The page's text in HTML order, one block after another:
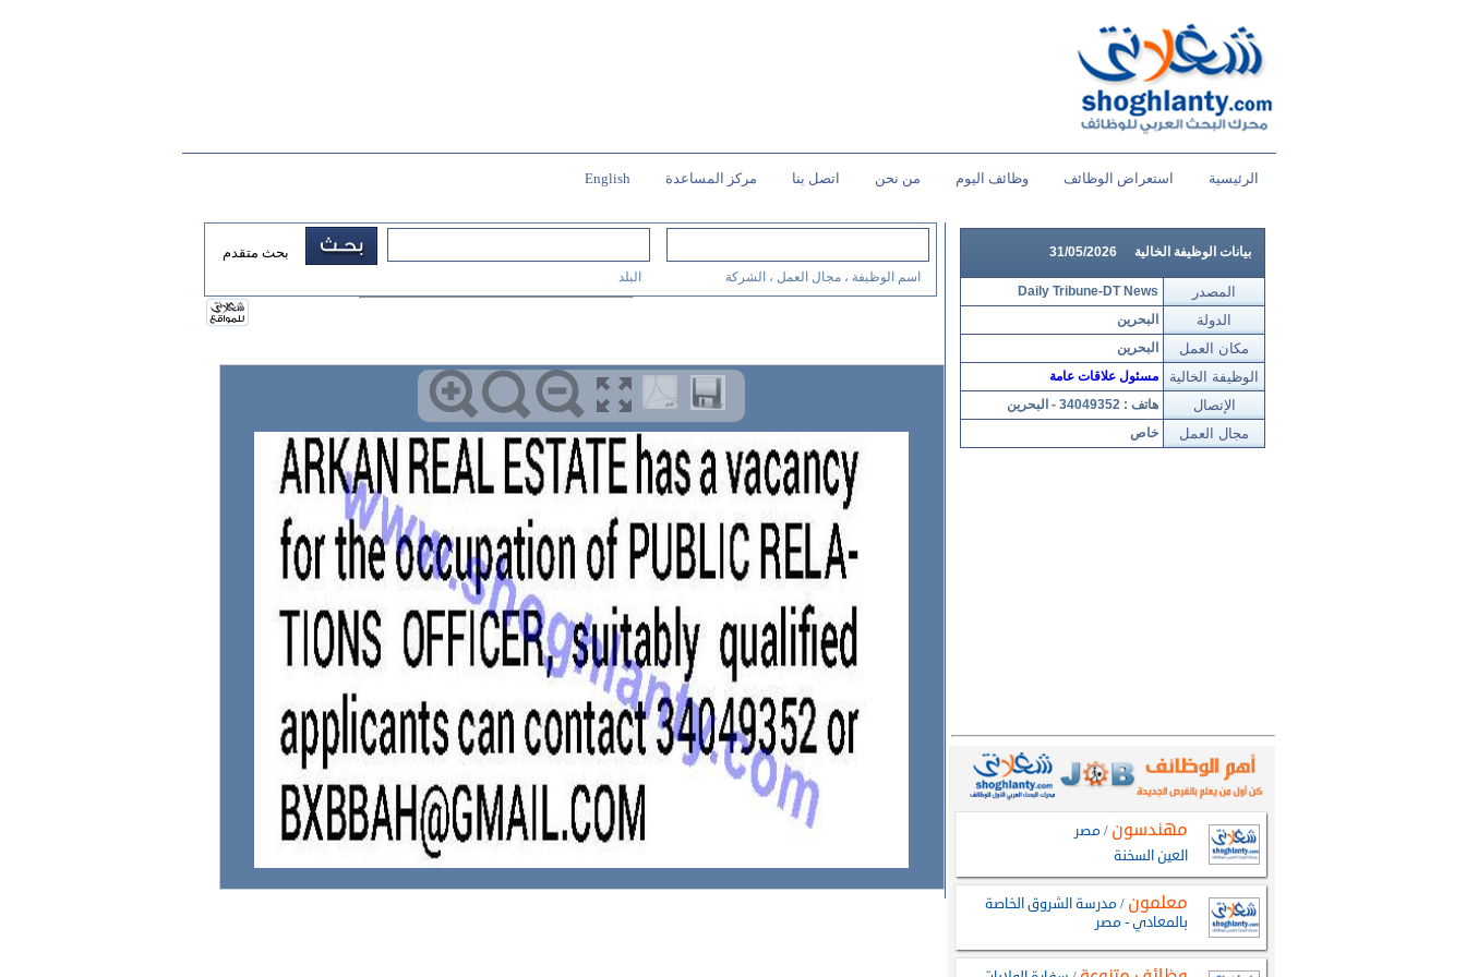
الرئيسية استعراض الوظائف وظائف اليوم من نحن اتصل بنا مركز المساعدة English
بيانات الوظيفة الخالية 31/05/2026
Daily Tribune-DT News المصدر
البحرين الدولة
البحرين مكان العمل
مسئول علاقات عامة الوظيفة الخالية
هاتف : 34049352 - البحرين الإتصال
خاص مجال العمل
اسم الوظيفة ، مجال العمل ، الشركة البلد
بحث متقدم